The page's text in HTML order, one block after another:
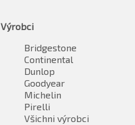
Výrobci
Bridgestone
Continental
Dunlop
Goodyear
Michelin
Pirelli
Všichni výrobci